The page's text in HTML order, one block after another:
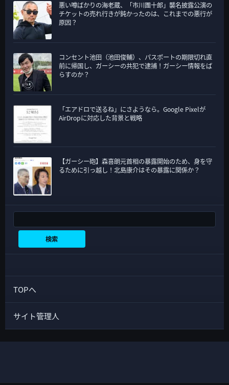
悪い噂ばかりの海老蔵、「市川團十郎」襲名披露公演の
チケットの売れ行きが鈍かったのは、これまでの悪行が
原因？
コンセント池田（池田俊輔）、パスポートの期限切れ直
前に帰国し、ガーシーの共犯で逮捕！ガーシー情報をば
らすのか？
「エアドロで送るね」にさようなら。Google Pixelが
AirDropに対応した背景と戦略
【ガーシー砲】森喜朗元首相の暴露開始のため、身を守
るために引っ越し！北島康介はその暴露に関係か？
検索
TOPへ
サイト管理人